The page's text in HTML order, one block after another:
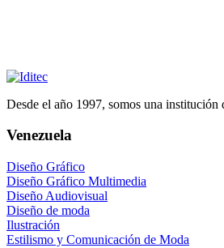
Desde el año 1997, somos una
Venezuela
Diseño Gráfico
Diseño Gráfico Multimedia
Diseño Audiovisual
Diseño de moda
Ilustración
Estilismo y Comunicación de Moda